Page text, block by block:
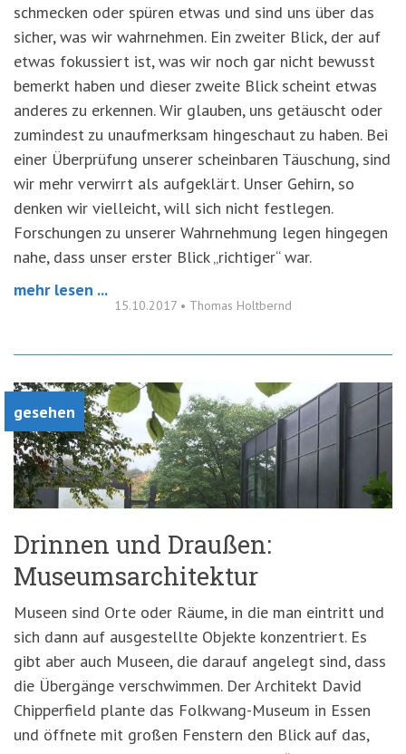
schmecken oder spüren etwas und sind uns über das
sicher, was wir wahrnehmen. Ein zweiter Blick, der auf
etwas fokussiert ist, was wir noch gar nicht bewusst
bemerkt haben und dieser zweite Blick scheint etwas
anderes zu erkennen. Wir glauben, uns getäuscht oder
zumindest zu unaufmerksam hingeschaut zu haben. Bei
einer Überprüfung unserer scheinbaren Täuschung, sind
wir mehr verwirrt als aufgeklärt. Unser Gehirn, so
denken wir vielleicht, will sich nicht festlegen.
Forschungen zu unserer Wahrnehmung legen hingegen
nahe, dass unser erster Blick „richtiger“ war.
mehr lesen ...
15.10.2017 • Thomas Holtbernd
gesehen
Drinnen und Draußen:
Museumsarchitektur
Museen sind Orte oder Räume, in die man eintritt und
sich dann auf ausgestellte Objekte konzentriert. Es
gibt aber auch Museen, die darauf angelegt sind, dass
die Übergänge verschwimmen. Der Architekt David
Chipperfield plante das Folkwang-Museum in Essen
und öffnete mit großen Fenstern den Blick auf das,